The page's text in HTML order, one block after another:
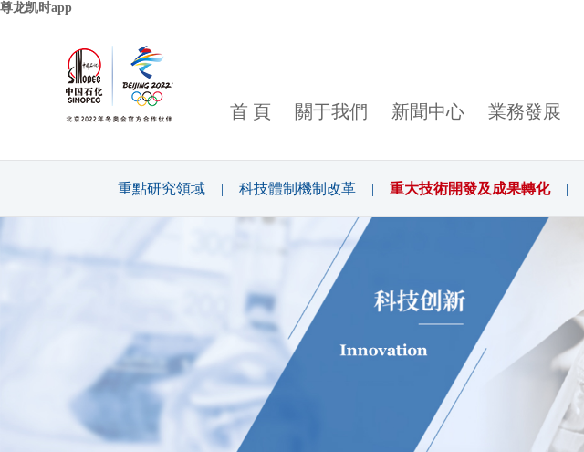
尊龙凯时app
首 頁 關于我們 新聞中心 業務發展
重點研究領域 | 科技體制機制改革 | 重大技術開發及成果轉化 |